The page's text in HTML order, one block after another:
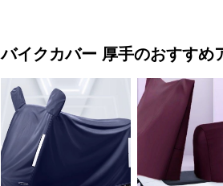
バイクカバー 厚手のおすすめ